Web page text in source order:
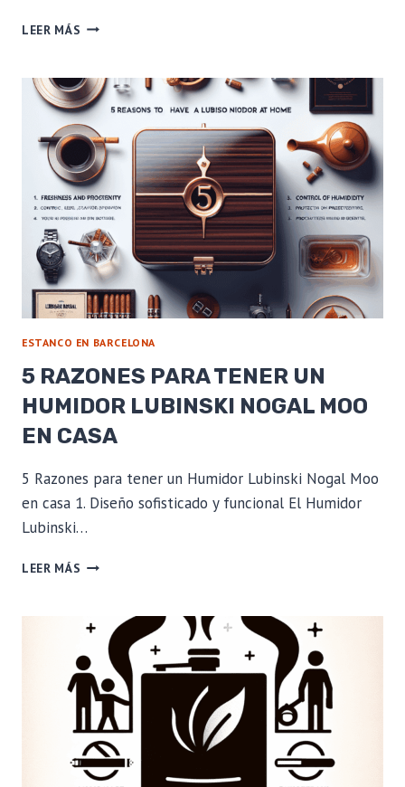
LEER MÁS ¿CENICERO
BLANCA
PARA
CIGARRO
O
METÁLICO?
VENTAJAS
Y
DESVENTAJAS
ESTANCO EN BARCELONA
5 RAZONES PARA TENER UN
HUMIDOR LUBINSKI NOGAL MOO
EN CASA
5 Razones para tener un Humidor Lubinski Nogal Moo
en casa 1. Diseño sofisticado y funcional El Humidor
Lubinski…
LEER MÁS 5
TENER
HUMIDOR
LUBINSKI
NOGAL
MOO
EN
CASA